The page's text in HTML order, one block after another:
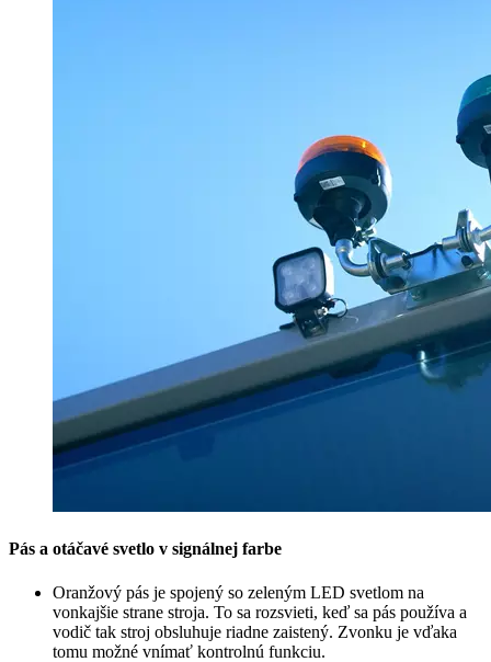
Pás a otáčavé svetlo v signálnej farbe
Oranžový pás je spojený so zeleným LED svetlom na
vonkajšie strane stroja. To sa rozsvieti, keď sa pás používa a
vodič tak stroj obsluhuje riadne zaistený. Zvonku je vďaka
tomu možné vnímať kontrolnú funkciu.